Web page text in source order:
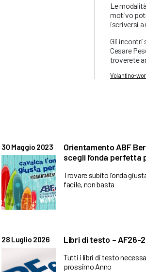
Le
motivo
iscriversi a
Gli incontri
Cesare
troverete
Volantino-
30 Maggio 2023
Orientamento ABF
scegli l’onda perfetta
Trovare subito l’onda
facile, non basta
28 Luglio 2026 Libri di testo – AF26-
Tutti i libri di testo
prossimo Anno